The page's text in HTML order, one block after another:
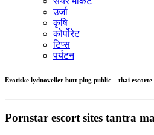
उर्जा
कृषि
कोर्पोरेट
टिप्स
पर्यटन
Erotiske lydnoveller butt plug public – thai escorte
Pornstar escort sites tantra